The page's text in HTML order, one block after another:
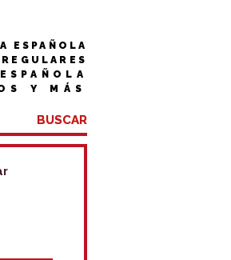
ESPAÑOLA
Y MÁS